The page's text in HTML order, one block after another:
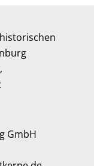
GmbH